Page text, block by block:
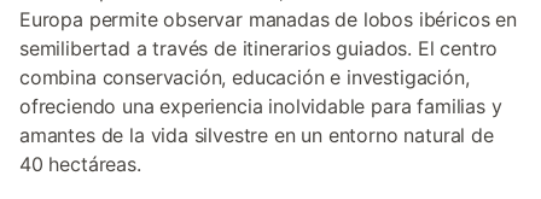
Europa permite observar manadas de lobos ibéricos en
semilibertad a través de itinerarios guiados. El centro
combina conservación, educación e investigación,
ofreciendo una experiencia inolvidable para familias y
amantes de la vida silvestre en un entorno natural de
40 hectáreas.